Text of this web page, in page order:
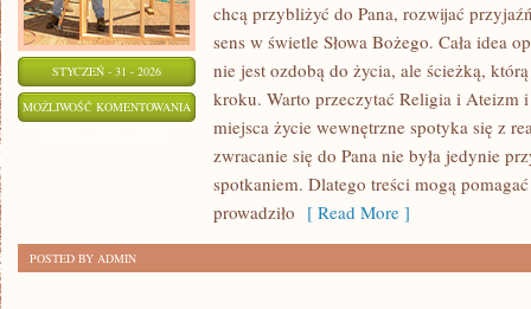
STYCZEŃ - 31 - 2026
MOŻLIWOŚĆ KOMENTOWANIA EZOTERYKA
MISTYCYZM
chcą przybliżyć do Pana, rozwijać
sens w świetle Słowa Bożego. Cała idea
nie jest ozdobą do życia, ale ścieżką,
kroku. Warto przeczytać Religia i Ateizm
miejsca życie wewnętrzne spotyka się z
zwracanie się do Pana nie była jedynie
spotkaniem. Dlatego treści mogą
prowadziło [ Read More ]
POSTED BY ADMIN